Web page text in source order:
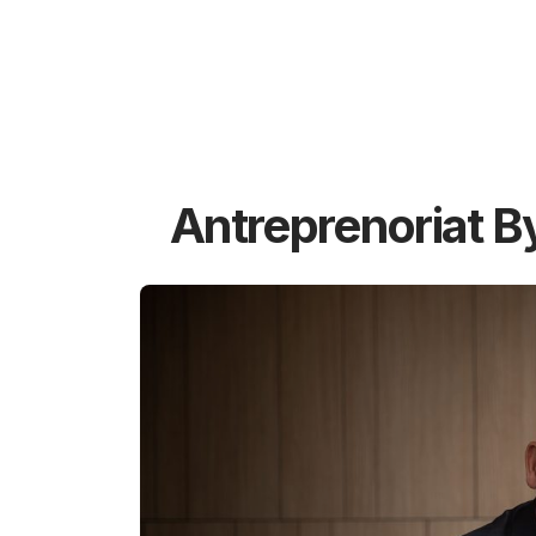
Antreprenoriat